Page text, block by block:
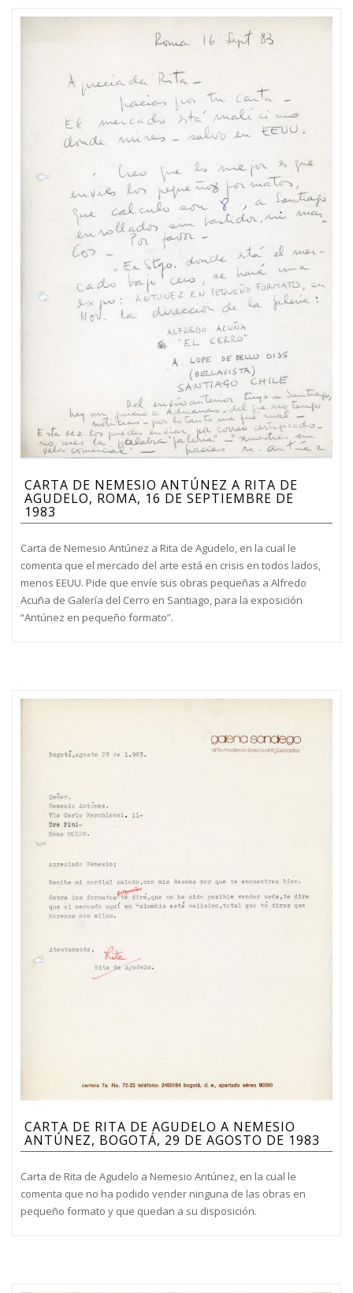
CARTA DE NEMESIO ANTÚNEZ A RITA DE
AGUDELO, ROMA, 16 DE SEPTIEMBRE DE
1983
Carta de Nemesio Antúnez a Rita de Agudelo, en la cual le
comenta que el mercado del arte está en crisis en todos lados,
menos EEUU. Pide que envíe sus obras pequeñas a Alfredo
Acuña de Galería del Cerro en Santiago, para la exposición
“Antúnez en pequeño formato”.
CARTA DE RITA DE AGUDELO A NEMESIO
ANTÚNEZ, BOGOTÁ, 29 DE AGOSTO DE 1983
Carta de Rita de Agudelo a Nemesio Antúnez, en la cual le
comenta que no ha podido vender ninguna de las obras en
pequeño formato y que quedan a su disposición.